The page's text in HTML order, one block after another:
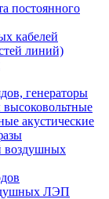
постоянного
кабелей
линий)
генераторы
акустические
воздушных
ЛЭП